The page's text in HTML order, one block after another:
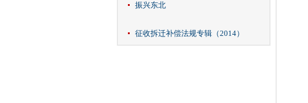
振兴东北
征收拆迁补偿法规专辑（2014）